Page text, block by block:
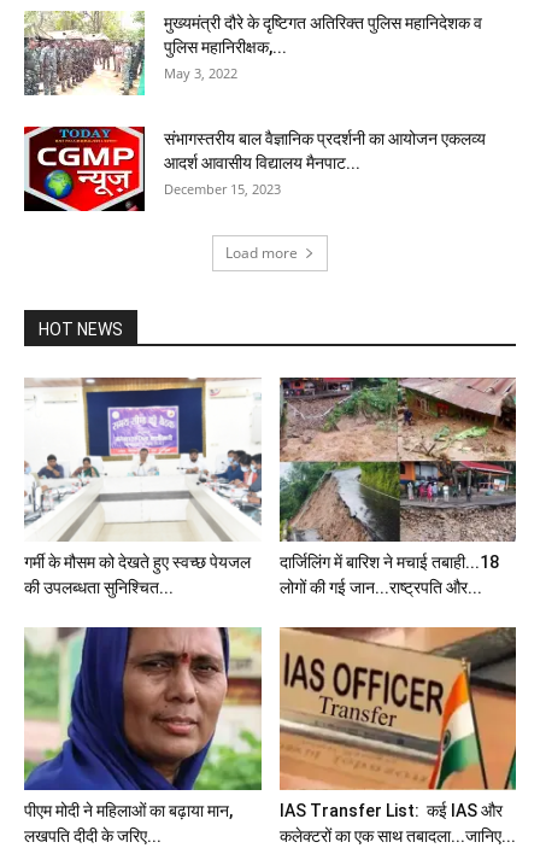
मुख्यमंत्री दौरे के दृष्टिगत अतिरिक्त पुलिस महानिदेशक व
पुलिस महानिरीक्षक,...
May 3, 2022
संभागस्तरीय बाल वैज्ञानिक प्रदर्शनी का आयोजन एकलव्य
आदर्श आवासीय विद्यालय मैनपाट...
December 15, 2023
Load more
HOT NEWS
गर्मी के मौसम को देखते हुए स्वच्छ पेयजल
की उपलब्धता सुनिश्चित...
दार्जिलिंग में बारिश ने मचाई तबाही...18
लोगों की गई जान...राष्ट्रपति और...
पीएम मोदी ने महिलाओं का बढ़ाया मान,
लखपति दीदी के जरिए...
IAS Transfer List: कई IAS और
कलेक्टरों का एक साथ तबादला...जानिए...